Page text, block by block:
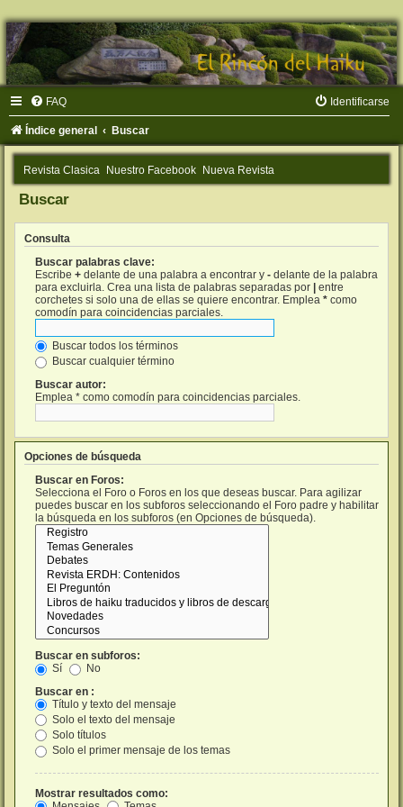
FAQ Identificarse
Índice general Buscar
Revista Clasica Nuestro Facebook Nueva Revista
Buscar
Consulta
Buscar palabras clave:
Escribe + delante de una palabra a encontrar y - delante de la palabra
para excluirla. Crea una lista de palabras separadas por
entre
corchetes si solo una de ellas se quiere encontrar. Emplea * como
comodín para coincidencias parciales.
Buscar todos los términos
Buscar cualquier término
Buscar autor:
Emplea * como comodín para coincidencias parciales.
Opciones de búsqueda
Buscar en Foros:
Selecciona el Foro o Foros en los que deseas buscar. Para agilizar
puedes buscar en los subforos seleccionando el Foro padre y habilitar
la búsqueda en los subforos (en Opciones de búsqueda).
Buscar en subforos:
Sí
No
Buscar en :
Título y texto del mensaje
Solo el texto del mensaje
Solo títulos
Solo el primer mensaje de los temas
Mostrar resultados como: